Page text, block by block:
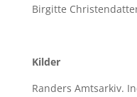
Birgitte
Kilder
Randers Amtsarkiv.